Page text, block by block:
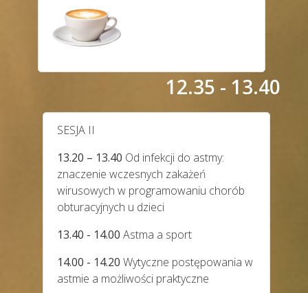
12.35 - 13.40
SESJA II
13.20 – 13.40 Od infekcji do astmy:
znaczenie wczesnych zakażeń
wirusowych w programowaniu chorób
obturacyjnych u dzieci
13.40 - 14.00 Astma a sport
14.00 - 14.20 Wytyczne postępowania w
astmie a możliwości praktyczne